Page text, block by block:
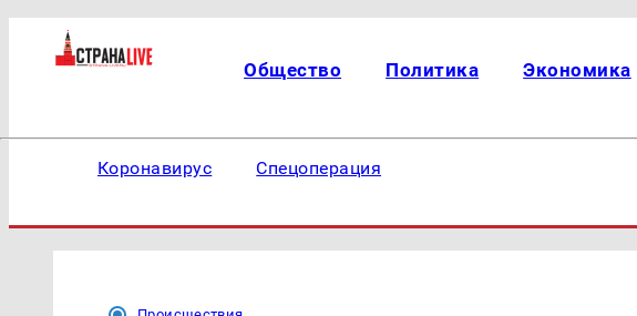
Общество Политика Экономика
Коронавирус Спецоперация